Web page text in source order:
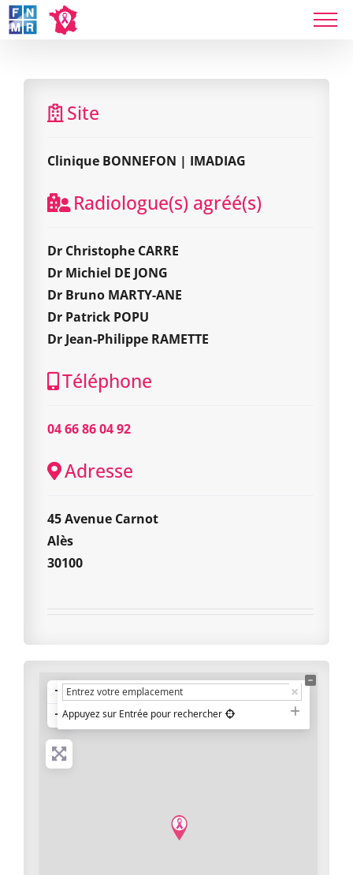
Skip
to
Site
Clinique BONNEFON | IMADIAG
Radiologue(s) agréé(s)
Dr Christophe CARRE
Dr Michiel DE JONG
Dr Bruno MARTY-ANE
Dr Patrick POPU
Dr Jean-Philippe RAMETTE
Téléphone
04 66 86 04 92
Adresse
45 Avenue Carnot
Alès
30100
+
−Appuyez sur Entrée pour rechercher